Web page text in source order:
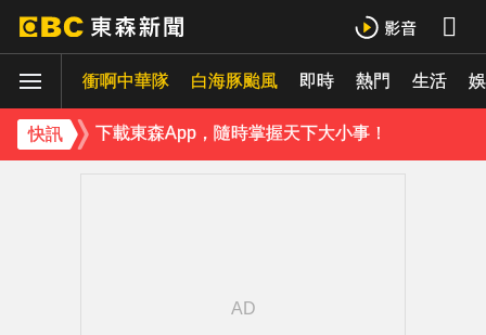
衝啊中華隊 白海豚颱風 即時 熱門 生活
快訊
ENHYPEN西村力站姐輕生亡！生前淚喊「本想再活久點」粉絲怒轟：別再差別對待
下載東森App，隨時掌握天下大小事！